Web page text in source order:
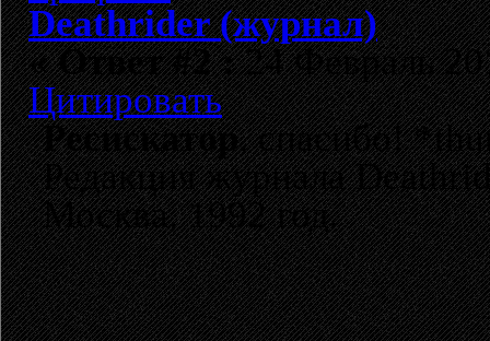
Deathrider (журнал)
«Ответ #2 :24 Февраль
Цитировать
Ресискатор, спасибо!
Редакция журнала
Москва, 1992 год.